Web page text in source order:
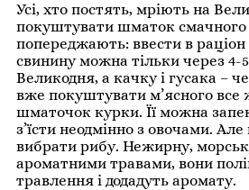
Усі, хто постять, мріють на
покуштувати шматок смачного
попереджають: ввести в
свинину можна тільки через 4-5
Великодня, а качку і гусака –
вже покуштувати м’ясного все
шматочок курки. Її можна
з’їсти неодмінно з овочами.
вибрати рибу. Нежирну,
ароматними травами, вони
травлення і додадуть аромату.